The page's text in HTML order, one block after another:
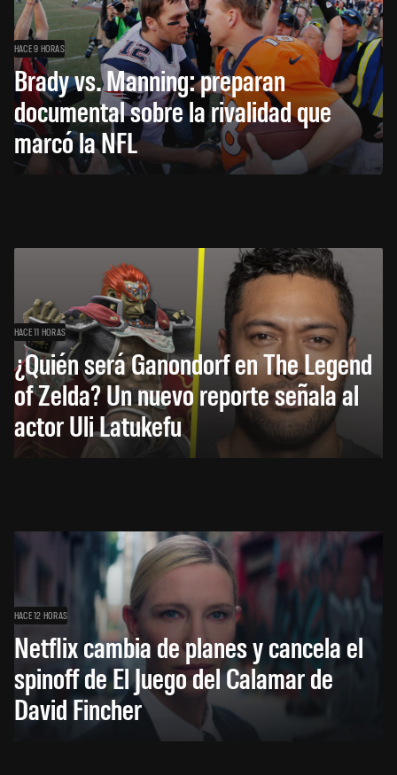
HACE 9 HORAS
Brady vs. Manning: preparan
documental sobre la rivalidad que
marcó la NFL
HACE 11 HORAS
¿Quién será Ganondorf en The Legend
of Zelda? Un nuevo reporte señala al
actor Uli Latukefu
HACE 12 HORAS
Netflix cambia de planes y cancela el
spinoff de El Juego del Calamar de
David Fincher